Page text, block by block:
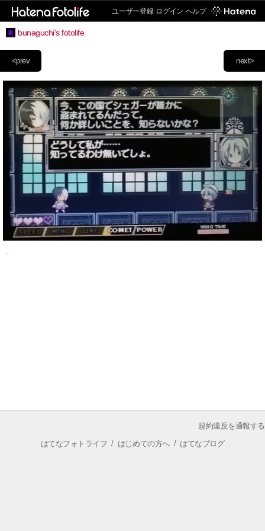
ユーザー登録 ログイン ヘルプ
bunaguchi's fotolife
next>
<prev
規約違反を通報する
はてなフォトライフ / はじめての方へ/ はてなブログ